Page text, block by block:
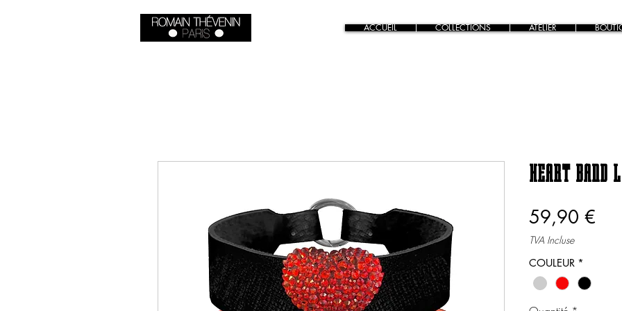
ACCUEIL COLLECTIONS ATELIER
HEART BAND
59,90 €
TVA Incluse
COULEUR *